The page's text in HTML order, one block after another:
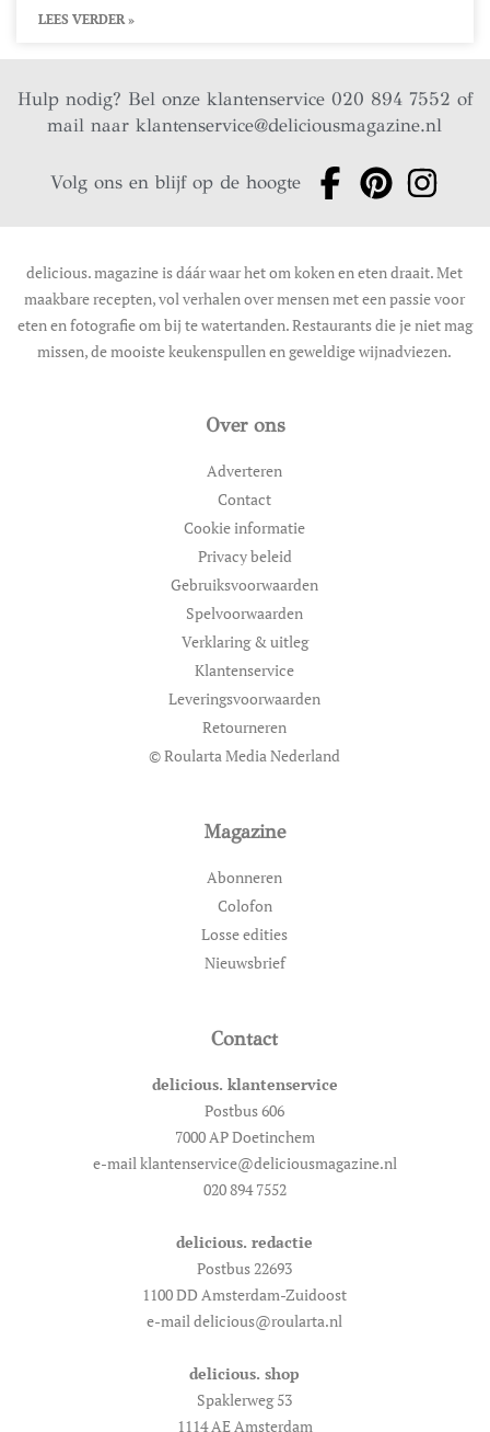
LEES VERDER »
Hulp nodig? Bel onze klantenservice 020 894 7552 of
mail naarklantenservice@deliciousmagazine.nl
Volg ons en blijf op de hoogte
delicious. magazine is dáár waar het om koken en eten draait. Met
maakbare recepten, vol verhalen over mensen met een passie voor
eten en fotografie om bij te watertanden. Restaurants die je niet mag
missen, de mooiste keukenspullen en geweldige wijnadviezen.
Over ons
Adverteren
Contact
Cookie informatie
Privacy beleid
Gebruiksvoorwaarden
Spelvoorwaarden
Verklaring & uitleg
Klantenservice
Leveringsvoorwaarden
Retourneren
© Roularta Media Nederland
Magazine
Abonneren
Colofon
Losse edities
Nieuwsbrief
Contact
delicious. klantenservice
Postbus 606
7000 AP Doetinchem
e-mail klantenservice@deliciousmagazine.nl
020 894 7552
delicious. redactie
Postbus 22693
1100 DD Amsterdam-Zuidoost
e-mail delicious@roularta.nl
delicious. shop
Spaklerweg 53
1114 AE Amsterdam